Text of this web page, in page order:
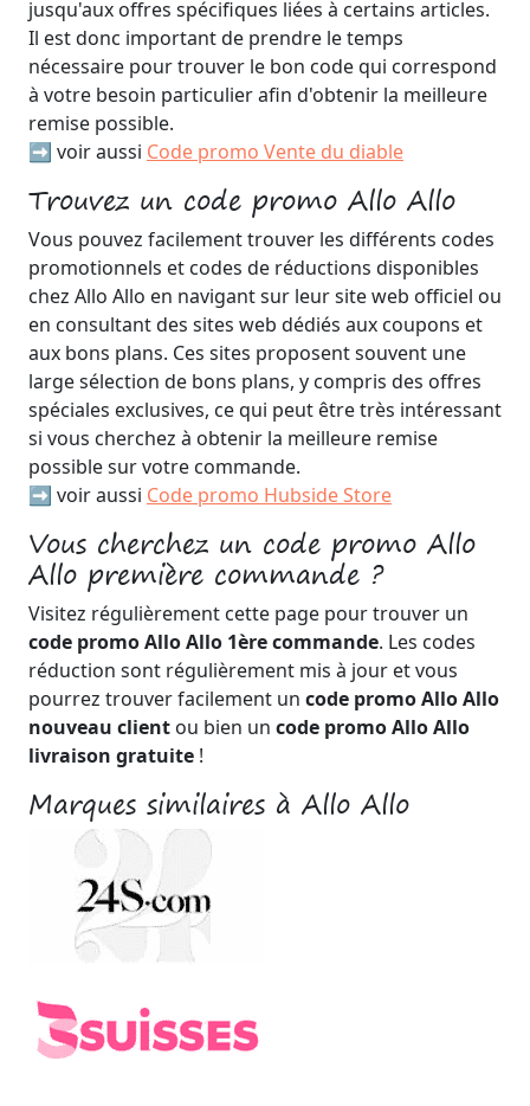
jusqu'aux offres spécifiques liées à certains articles.
Il est donc important de prendre le temps
nécessaire pour trouver le bon code qui correspond
à votre besoin particulier afin d'obtenir la meilleure
remise possible.
➡️ voir aussi Code promo Vente du diable
Trouvez un code promo Allo Allo
Vous pouvez facilement trouver les différents codes
promotionnels et codes de réductions disponibles
chez Allo Allo en navigant sur leur site web officiel ou
en consultant des sites web dédiés aux coupons et
aux bons plans. Ces sites proposent souvent une
large sélection de bons plans, y compris des offres
spéciales exclusives, ce qui peut être très intéressant
si vous cherchez à obtenir la meilleure remise
possible sur votre commande.
➡️ voir aussi Code promo Hubside Store
Vous cherchez un code promo Allo
Allo première commande ?
Visitez régulièrement cette page pour trouver un
code promo Allo Allo 1ère commande. Les codes
réduction sont régulièrement mis à jour et vous
pourrez trouver facilement un code promo Allo Allo
nouveau client ou bien un code promo Allo Allo
livraison gratuite !
Marques similaires à Allo Allo